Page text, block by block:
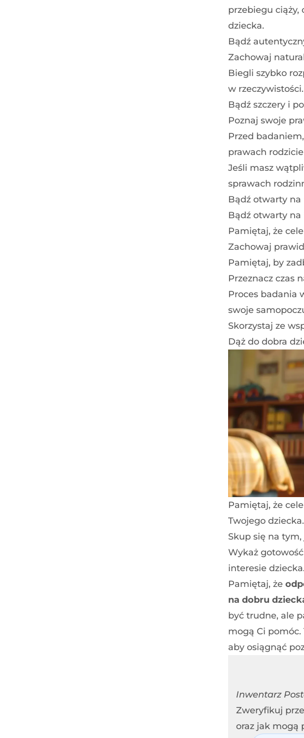
przebiegu ciąży,
dziecka.
Bądź
Zachowaj
Biegli szybko
w rzeczywistości.
Bądź szczery i
Poznaj swoje
Przed
prawach
Jeśli masz
sprawach
Bądź otwarty
Bądź otwarty
Pamiętaj, że
Zachowaj
Pamiętaj, by
Przeznacz czas
Proces badania
swoje
Skorzystaj ze
Dąż do dobra
Pamiętaj, że
Twojego dziecka.
Skup się na
Wykaż
interesie dziecka.
Pamiętaj, że
na dobru
być trudne, ale
mogą Ci pomóc.
aby osiągnąć
Inwentarz
Zweryfikuj
oraz jak mogą